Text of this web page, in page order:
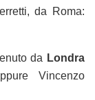
da Roma:
da Londra
Vincenzo